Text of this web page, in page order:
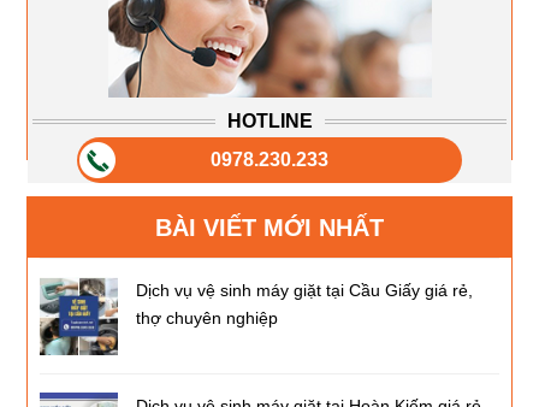
HOTLINE
0978.230.233
BÀI VIẾT MỚI NHẤT
Dịch vụ vệ sinh máy giặt tại Cầu Giấy giá rẻ,
thợ chuyên nghiệp